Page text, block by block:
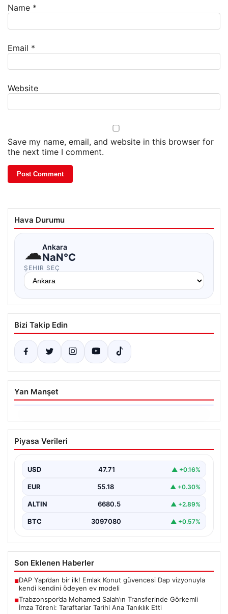
Name *
Email *
Website
Save my name, email, and website in this browser for
the next time I comment.
Hava Durumu
☁Ankara
NaN°C
ŞEHIR SEÇ
Bizi Takip Edin
Yan Manşet
06.08.2026
Trabzonspor’da Mohamed Salah’ın
Transferinde Görkemli İmza Töreni:
Trabzonspor, dünya futbolunun yıldız isimlerinden
yaşıyor. Yoğun ilgiyle karşılanan…
Piyasa Verileri
USD 47.71 ▲ +0.16%
EUR 55.18 ▲ +0.30%
ALTIN 6680.5 ▲ +2.89%
BTC 3097080 ▲ +0.57%
Son Eklenen Haberler
■DAP Yapı’dan bir ilk! Emlak Konut güvencesi Dap vizyonuyla
kendi kendini ödeyen ev modeli
■Trabzonspor’da Mohamed Salah’ın Transferinde Görkemli
İmza Töreni: Taraftarlar Tarihi Ana Tanıklık Etti